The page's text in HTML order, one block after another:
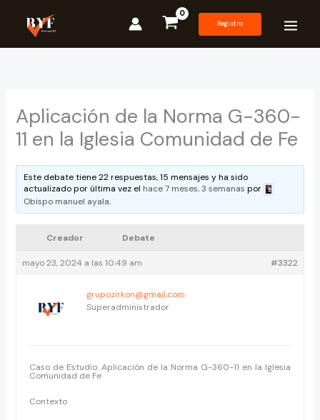
contenido
Registro
Aplicación de la Norma G-360-
11 en la Iglesia Comunidad de Fe
Este debate tiene 22 respuestas, 15 mensajes y ha sido
actualizado por última vez el hace 7 meses, 3 semanas por
Obispo manuel ayala.
Creador Debate
mayo 23, 2024 a las 10:49 am #3322
grupozirkon@gmail.com
Superadministrador
Caso de Estudio: Aplicación de la Norma G-360-11 en la Iglesia
Comunidad de Fe
Contexto